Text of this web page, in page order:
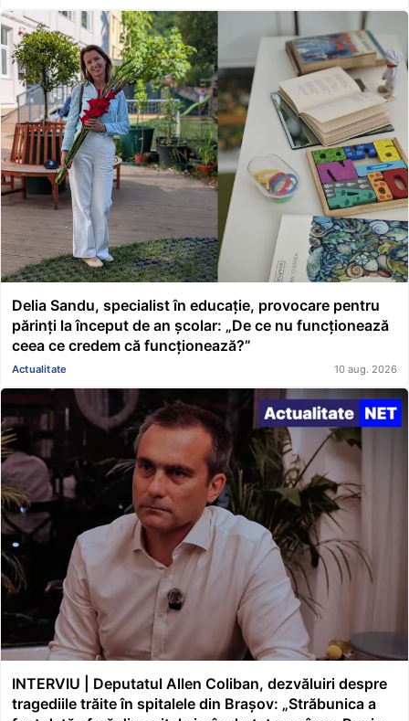
Delia Sandu, specialist în educație, provocare pentru
părinți la început de an școlar: „De ce nu funcționează
ceea ce credem că funcționează?”
Actualitate 10 aug. 2026
INTERVIU | Deputatul Allen Coliban, dezvăluiri despre
tragediile trăite în spitalele din Brașov: „Străbunica a